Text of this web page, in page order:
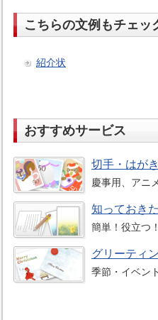
こちらの文例もチェッ
紹介状
おすすめサービス
切手・はが
慶事用、アニ
知っておき
簡単！役立つ
グリーティ
季節・イベン